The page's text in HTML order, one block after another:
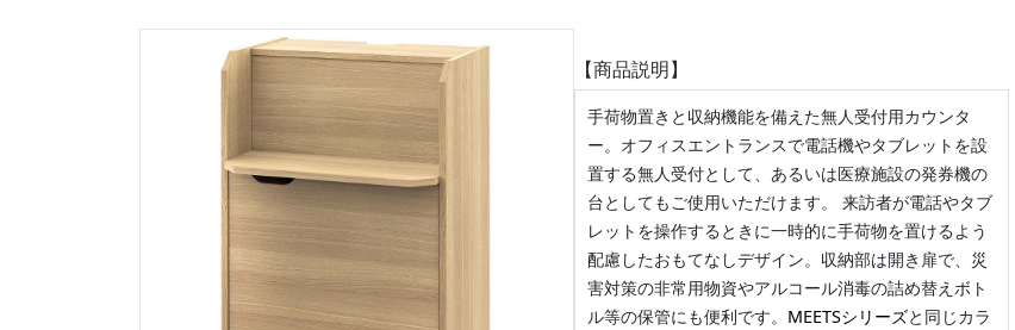
【商品説明】
手荷物置きと収納機能を備えた無人受付用カウンタ
ー。オフィスエントランスで電話機やタブレットを設
置する無人受付として、あるいは医療施設の発券機の
台としてもご使用いただけます。 来訪者が電話やタブ
レットを操作するときに一時的に手荷物を置けるよう
配慮したおもてなしデザイン。収納部は開き扉で、災
害対策の非常用物資やアルコール消毒の詰め替えボト
ル等の保管にも便利です。 MEETSシリーズと同じカラ